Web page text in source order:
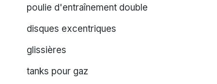
poulie d'entraînement double
disques excentriques
glissières
tanks pour gaz